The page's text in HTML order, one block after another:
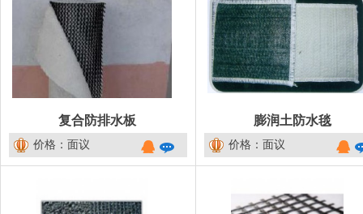
复合防排水板
价格：面议
膨润土防水毯
价格：面议